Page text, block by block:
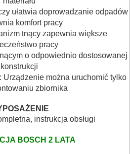
ułatwia doprowadzanie odpadów
komfort pracy
tnący zapewnia większe
pracy
o odpowiednio dostosowanej
konstrukcji
Urządzenie można uruchomić tylko
zbiornika
instrukcja obsługi
BOSCH 2 LATA